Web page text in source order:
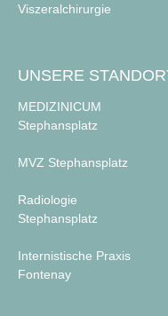
Viszeralchirurgie
UNSERE
MEDIZINICUM
Stephansplatz
MVZ Stephansplatz
Radiologie
Stephansplatz
Internistische Praxis
Fontenay